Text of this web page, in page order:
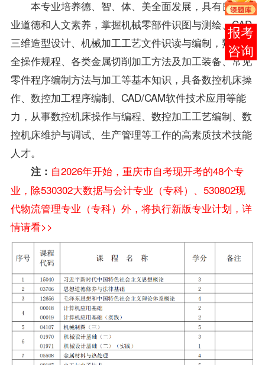
本专业培养德、智、体、美全面发展，具有良好职
业道德和人文素养，掌握机械零部件识图与测绘、CAD
三维造型设计、机械加工工艺文件识读与编制，熟悉安
全操作规程、各类金属切削加工方法及加工装备、常见
零件程序编制方法与加工等基本知识，具备数控机床操
作、数控加工程序编制、CAD/CAM软件技术应用等能
力，从事数控机床操作与编程、数控加工工艺编制、数
控机床维护与调试、生产管理等工作的高素质技术技能
人才。
注： 自2026年开始，重庆市自考现开考的48个专
业，除530302大数据与会计专业（专科）、530802现
代物流管理专业（专科）外，将执行新版专业计划，详
情请看>>
报考
咨询